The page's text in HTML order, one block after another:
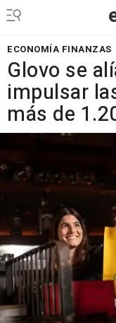
ECONOMÍA FINANZAS
Glovo se
impulsar
más de